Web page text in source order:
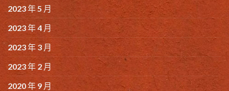
2023 年 5 月
2023 年 4 月
2023 年 3 月
2023 年 2 月
2020 年 9 月